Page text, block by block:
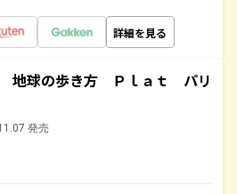
詳細を見る
地球の歩き方 Ｐｌａｔ パリ
発売